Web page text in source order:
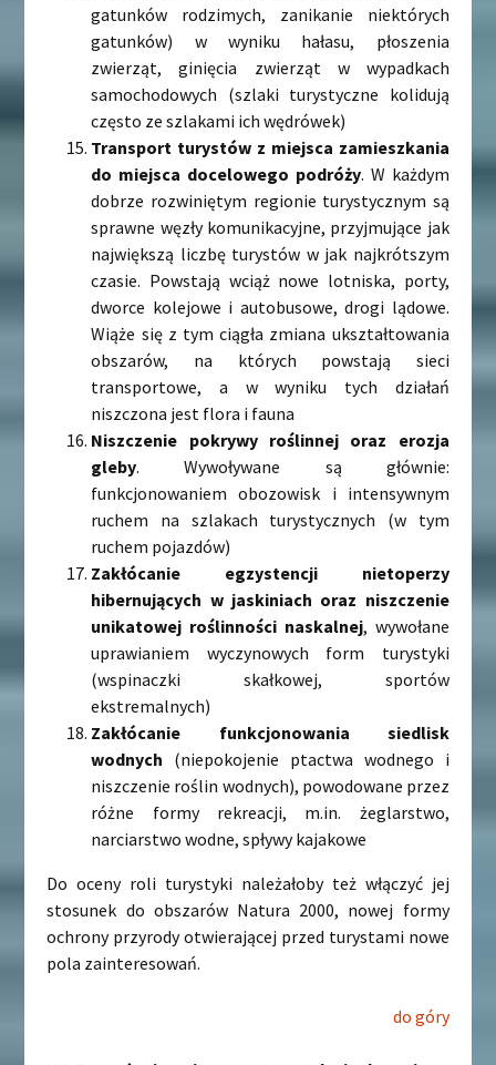
gatunków rodzimych, zanikanie niektórych
gatunków) w wyniku hałasu, płoszenia
zwierząt, ginięcia zwierząt w wypadkach
samochodowych (szlaki turystyczne kolidują
często ze szlakami ich wędrówek)
Transport turystów z miejsca zamieszkania
do miejsca docelowego podróży. W każdym
dobrze rozwiniętym regionie turystycznym są
sprawne węzły komunikacyjne, przyjmujące jak
największą liczbę turystów w jak najkrótszym
czasie. Powstają wciąż nowe lotniska, porty,
dworce kolejowe i autobusowe, drogi lądowe.
Wiąże się z tym ciągła zmiana ukształtowania
obszarów, na których powstają sieci
transportowe, a w wyniku tych działań
niszczona jest flora i fauna
Niszczenie pokrywy roślinnej oraz erozja
gleby. Wywoływane są głównie:
funkcjonowaniem obozowisk i intensywnym
ruchem na szlakach turystycznych (w tym
ruchem pojazdów)
Zakłócanie egzystencji nietoperzy
hibernujących w jaskiniach oraz niszczenie
unikatowej roślinności naskalnej, wywołane
uprawianiem wyczynowych form turystyki
(wspinaczki skałkowej, sportów
ekstremalnych)
Zakłócanie funkcjonowania siedlisk
wodnych (niepokojenie ptactwa wodnego i
niszczenie roślin wodnych), powodowane przez
różne formy rekreacji, m.in. żeglarstwo,
narciarstwo wodne, spływy kajakowe
Do oceny roli turystyki należałoby też włączyć jej
stosunek do obszarów Natura 2000, nowej formy
ochrony przyrody otwierającej przed turystami nowe
pola zainteresowań.
do góry